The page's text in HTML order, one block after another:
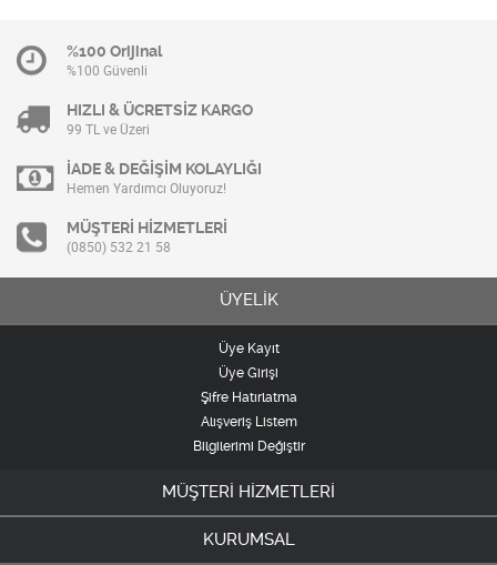
%100 Orijinal
%100 Güvenli
HIZLI & ÜCRETSİZ KARGO
99 TL ve Üzeri
İADE & DEĞİŞİM KOLAYLIĞI
Hemen Yardımcı Oluyoruz!
MÜŞTERİ HİZMETLERİ
(0850) 532 21 58
ÜYELİK
Üye Kayıt
Üye Girişi
Şifre Hatırlatma
Alışveriş Listem
Bilgilerimi Değiştir
MÜŞTERİ HİZMETLERİ
KURUMSAL